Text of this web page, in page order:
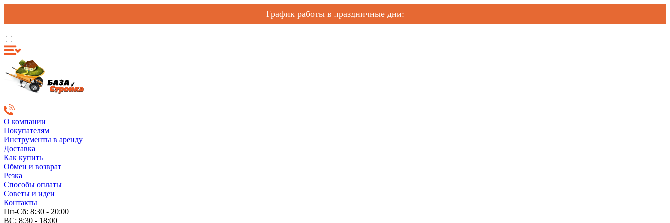
График работы в праздничные дни:
О компании
Покупателям
Инструменты в аренду
Доставка
Как купить
Обмен и возврат
Резка
Способы оплаты
Советы и идеи
Контакты
Пн-Сб: 8:30 - 20:00
ВС: 8:30 - 18:00